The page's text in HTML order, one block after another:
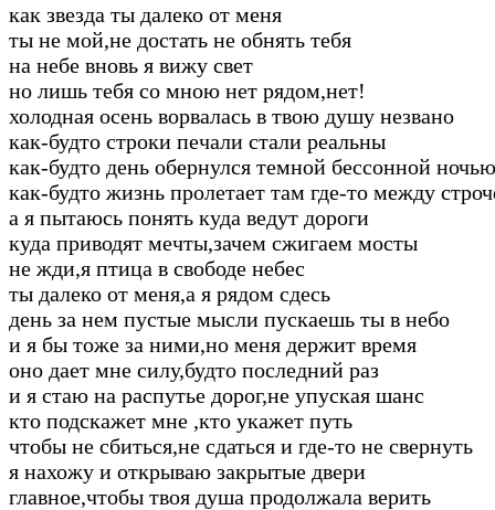
как звезда ты далеко от меня
ты не мой,не достать не обнять тебя
на небе вновь я вижу свет
но лишь тебя со мною нет рядом,нет!
холодная осень ворвалась в твою душу незвано
как-будто строки печали стали реальны
как-будто день обернулся темной бессонной ночью
как-будто жизнь пролетает там где-то между
а я пытаюсь понять куда ведут дороги
куда приводят мечты,зачем сжигаем мосты
не жди,я птица в свободе небес
ты далеко от меня,а я рядом сдесь
день за нем пустые мысли пускаешь ты в небо
и я бы тоже за ними,но меня держит время
оно дает мне силу,будто последний раз
и я стаю на распутье дорог,не упуская шанс
кто подскажет мне ,кто укажет путь
чтобы не сбиться,не сдаться и где-то не свернуть
я нахожу и открываю закрытые двери
главное,чтобы твоя душа продолжала верить